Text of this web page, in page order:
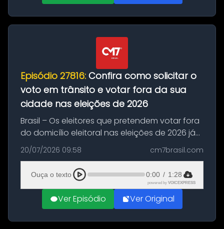
Episódio 27816: Confira como solicitar o
voto em trânsito e votar fora da sua
cidade nas eleições de 2026
Brasil – Os eleitores que pretendem votar fora
do domicílio eleitoral nas eleições de 2026 já
podem solicitar o voto em trânsito a partir
desta segunda-feira (20). O pedido pode ser
feito até 20 de ag...
20/07/2026 09:58 cm7brasil.com
Ouça o texto 0:00 / 1:28
powered by VOICEXPRESS
Ver Episódio Ver Original